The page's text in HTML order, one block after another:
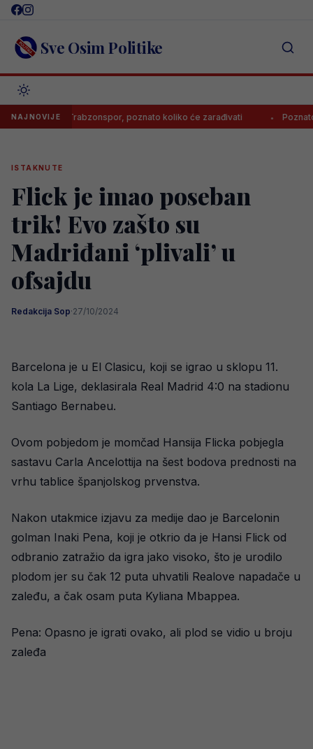
Skip
content Sve Osim Politike
NAJNOVIJE
za Trabzonspor, poznato koliko će zarađivati Poznato
ISTAKNUTE
Flick je imao poseban
trik! Evo zašto su
Madriđani ‘plivali’ u
ofsajdu
Redakcija Sop·27/10/2024
Barcelona je u El Clasicu, koji se igrao u sklopu 11.
kola La Lige, deklasirala Real Madrid 4:0 na stadionu
Santiago Bernabeu.
Ovom pobjedom je momčad Hansija Flicka pobjegla
sastavu Carla Ancelottija na šest bodova prednosti na
vrhu tablice španjolskog prvenstva.
Nakon utakmice izjavu za medije dao je Barcelonin
golman Inaki Pena, koji je otkrio da je Hansi Flick od
odbranio zatražio da igra jako visoko, što je urodilo
plodom jer su čak 12 puta uhvatili Realove napadače u
zaleđu, a čak osam puta Kyliana Mbappea.
Pena: Opasno je igrati ovako, ali plod se vidio u broju
zaleđa